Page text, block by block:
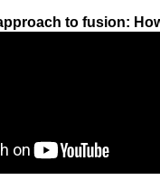
to fusion: